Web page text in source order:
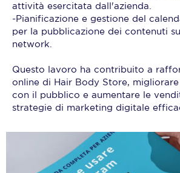
attività esercitata dall'azienda.
-Pianificazione e gestione del
per la pubblicazione dei contenuti
network.
Questo lavoro ha contribuito a
online di Hair Body Store,
con il pubblico e aumentare le
strategie di marketing digitale